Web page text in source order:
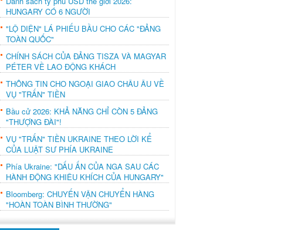
HUNGARY CÓ 6 NGƯỜI
"LỘ DIỆN" LÁ PHIẾU BẦU CHO CÁC "ĐẢNG
TOÀN QUỐC"
CHÍNH SÁCH CỦA ĐẢNG TISZA VÀ MAGYAR
PÉTER VỀ LAO ĐỘNG KHÁCH
THÔNG TIN CHO NGOẠI GIAO CHÂU ÂU VỀ
VỤ "TRẤN" TIỀN
Bầu cử 2026: KHẢ NĂNG CHỈ CÒN 5 ĐẢNG
"THƯỢNG ĐÀI"!
VỤ "TRẤN" TIỀN UKRAINE THEO LỜI KỂ
CỦA LUẬT SƯ PHÍA UKRAINE
Phía Ukraine: "DẤU ẤN CỦA NGA SAU CÁC
HÀNH ĐỘNG KHIÊU KHÍCH CỦA HUNGARY"
Bloomberg: CHUYẾN VẬN CHUYỂN HÀNG
"HOÀN TOÀN BÌNH THƯỜNG"